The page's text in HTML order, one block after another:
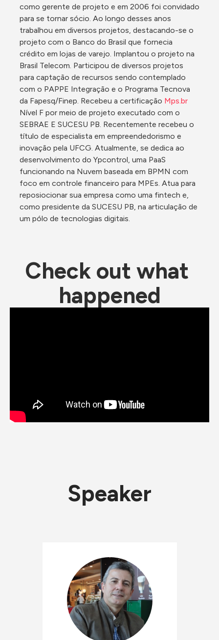
como gerente de projeto e em 2006 foi convidado
para se tornar sócio. Ao longo desses anos
trabalhou em diversos projetos, destacando-se o
projeto com o Banco do Brasil que fornecia
crédito em lojas de varejo. Implantou o projeto na
Brasil Telecom. Participou de diversos projetos
para captação de recursos sendo contemplado
com o PAPPE Integração e o Programa Tecnova
da Fapesq/Finep. Recebeu a certificação Mps.br
Nível F por meio de projeto executado com o
SEBRAE E SUCESU PB. Recentemente recebeu o
título de especialista em empreendedorismo e
inovação pela UFCG. Atualmente, se dedica ao
desenvolvimento do Ypcontrol, uma PaaS
funcionando na Nuvem baseada em BPMN com
foco em controle financeiro para MPEs. Atua para
reposiocionar sua empresa como uma fintech e,
como presidente da SUCESU PB, na articulação de
um pólo de tecnologias digitais.
Check out what
happened
Speaker